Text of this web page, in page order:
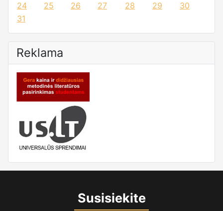
24
25 26 27 28 29
30
31
Reklama
Susisiekite